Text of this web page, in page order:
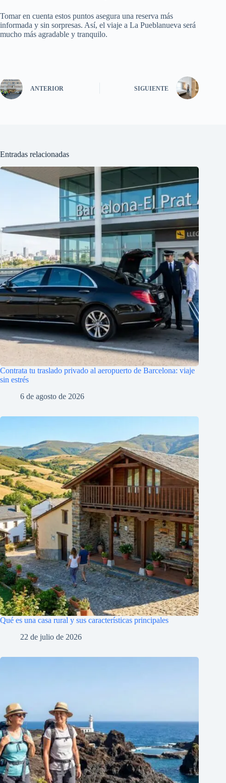
Tomar en cuenta estos puntos asegura una reserva más
informada y sin sorpresas. Así, el viaje a La Pueblanueva será
mucho más agradable y tranquilo.
ANTERIOR SIGUIENTE
Entradas relacionadas
Contrata tu traslado privado al aeropuerto de Barcelona: viaje
sin estrés
6 de agosto de 2026
Qué es una casa rural y sus características principales
22 de julio de 2026